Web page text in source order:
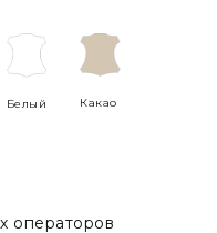
Белый Какао
операторов